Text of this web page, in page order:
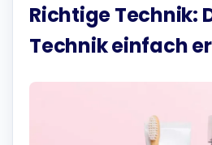
Richtige Technik:
Technik einfach